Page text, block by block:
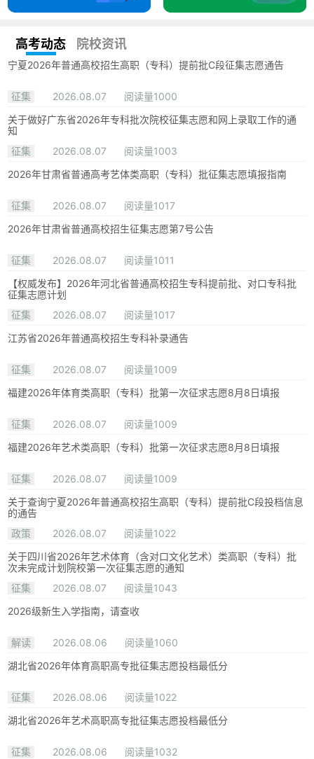
高考动态 院校资讯
宁夏2026年普通高校招生高职（专科）提前批C段征集志愿通告
征集 2026.08.07
阅读量1000
关于做好广东省2026年专科批次院校征集志愿和网上录取工作的通
知
征集
2026.08.07
阅读量1003
2026年甘肃省普通高考艺体类高职（专科）批征集志愿填报指南
征集 2026.08.07
阅读量1017
2026年甘肃省普通高校招生征集志愿第7号公告
征集 2026.08.07
阅读量1011
【权威发布】2026年河北省普通高校招生专科提前批、对口专科批
征集志愿计划
征集
2026.08.07
阅读量1017
江苏省2026年普通高校招生专科补录通告
征集 2026.08.07
阅读量1009
福建2026年体育类高职（专科）批第一次征求志愿8月8日填报
征集 2026.08.07
阅读量1009
福建2026年艺术类高职（专科）批第一次征求志愿8月8日填报
征集 2026.08.07
阅读量1009
关于查询宁夏2026年普通高校招生高职（专科）提前批C段投档信息
的通告
政策
2026.08.07
阅读量1022
关于四川省2026年艺术体育（含对口文化艺术）类高职（专科）批
次未完成计划院校第一次征集志愿的通知
征集
2026.08.07
阅读量1043
2026级新生入学指南，请查收
解读 2026.08.06
阅读量1060
湖北省2026年体育高职高专批征集志愿投档最低分
征集 2026.08.06
阅读量1022
湖北省2026年艺术高职高专批征集志愿投档最低分
征集 2026.08.06
阅读量1032